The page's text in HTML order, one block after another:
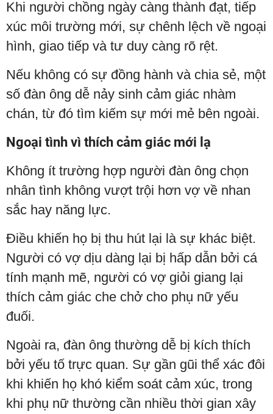
Khi người chồng ngày càng thành đạt, tiếp
xúc môi trường mới, sự chênh lệch về ngoại
hình, giao tiếp và tư duy càng rõ rệt.
Nếu không có sự đồng hành và chia sẻ, một
số đàn ông dễ nảy sinh cảm giác nhàm
chán, từ đó tìm kiếm sự mới mẻ bên ngoài.
Ngoại tình vì thích cảm giác mới lạ
Không ít trường hợp người đàn ông chọn
nhân tình không vượt trội hơn vợ về nhan
sắc hay năng lực.
Điều khiến họ bị thu hút lại là sự khác biệt.
Người có vợ dịu dàng lại bị hấp dẫn bởi cá
tính mạnh mẽ, người có vợ giỏi giang lại
thích cảm giác che chở cho phụ nữ yếu
đuối.
Ngoài ra, đàn ông thường dễ bị kích thích
bởi yếu tố trực quan. Sự gần gũi thể xác đôi
khi khiến họ khó kiểm soát cảm xúc, trong
khi phụ nữ thường cần nhiều thời gian xây